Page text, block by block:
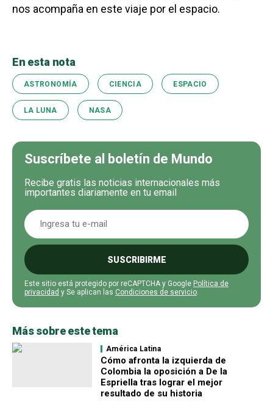
nos acompaña en este viaje por el espacio.
En esta nota
ASTRONOMÍA CIENCIA ESPACIO
LA LUNA NASA
Suscríbete al boletín de Mundo
Recibe gratis las noticias internacionales más
importantes diariamente en tu email
SUSCRIBIRME
Este sitio está protegido por reCAPTCHA y Google Política de
privacidad y Se aplican las Condiciones de servicio.
Más sobre este tema
América Latina
Cómo afronta la izquierda de
Colombia la oposición a De la
Espriella tras lograr el mejor
resultado de su historia